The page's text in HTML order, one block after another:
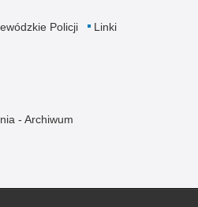
Policji Linki
- Archiwum